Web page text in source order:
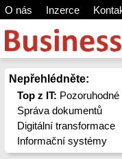
O nás Inzerce
Nepřehlédněte:
Top z IT:
Správa dokumentů
Digitální transformace
Informační systémy